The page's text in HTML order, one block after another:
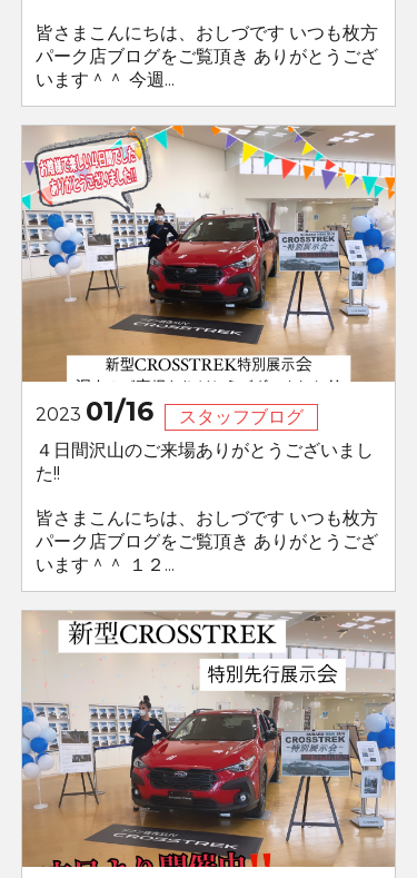
皆さまこんにちは、おしづです いつも枚方
パーク店ブログをご覧頂き ありがとうござ
います＾＾ 今週...
2023 01/16
スタッフブログ
４日間沢山のご来場ありがとうございまし
た!!
皆さまこんにちは、おしづです いつも枚方
パーク店ブログをご覧頂き ありがとうござ
います＾＾ １２...